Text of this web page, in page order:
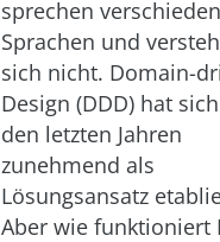
sprechen
Sprachen und
sich nicht. Domain-
Design (DDD) hat
den letzten Jahren
zunehmend als
Lösungsansatz
Aber wie funktioniert